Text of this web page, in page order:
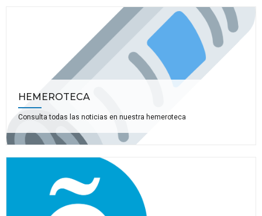
HEMEROTECA
Consulta todas las noticias en nuestra hemeroteca